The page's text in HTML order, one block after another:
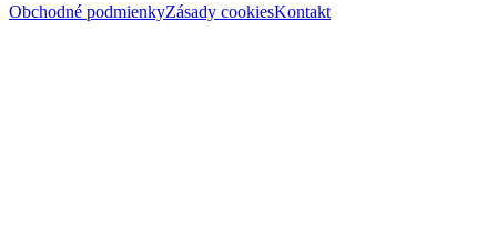
Obchodné podmienkyZásady cookiesKontakt